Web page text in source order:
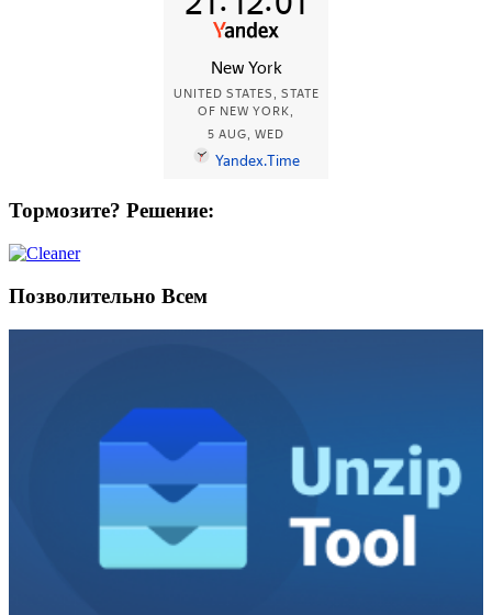
Тормозите? Решение:
Позволительно Всем